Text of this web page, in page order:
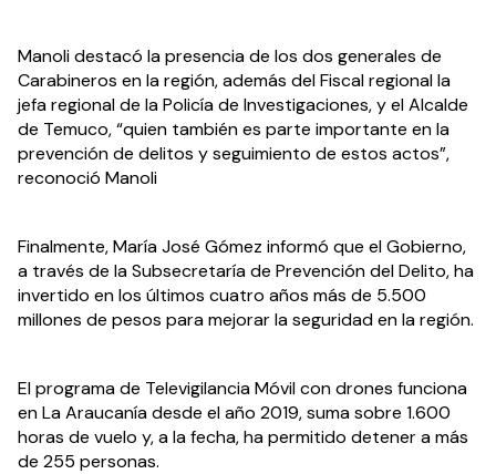
Manoli destacó la presencia de los dos generales de
Carabineros en la región, además del Fiscal regional la
jefa regional de la Policía de Investigaciones, y el Alcalde
de Temuco, “quien también es parte importante en la
prevención de delitos y seguimiento de estos actos”,
reconoció Manoli
Finalmente, María José Gómez informó que el Gobierno,
a través de la Subsecretaría de Prevención del Delito, ha
invertido en los últimos cuatro años más de 5.500
millones de pesos para mejorar la seguridad en la región.
El programa de Televigilancia Móvil con drones funciona
en La Araucanía desde el año 2019, suma sobre 1.600
horas de vuelo y, a la fecha, ha permitido detener a más
de 255 personas.